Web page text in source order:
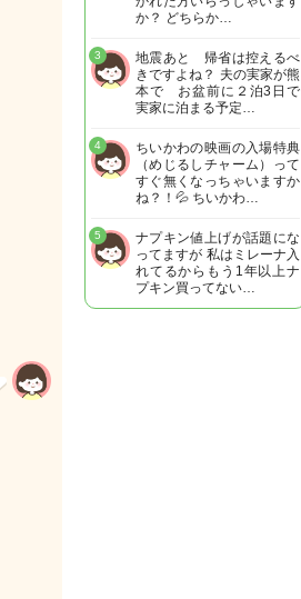
か？ どちらか…
地震あと 帰省は控えるべ
きですよね？ 夫の実家が熊
本で お盆前に２泊3日で
実家に泊まる予定…
3
ちいかわの映画の入場特典
（めじるしチャーム）って
すぐ無くなっちゃいますか
ね？！💦 ちいかわ…
4
ナプキン値上げが話題にな
ってますが 私はミレーナ入
れてるからもう1年以上ナ
プキン買ってない…
5